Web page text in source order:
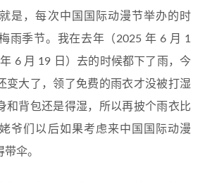
是，每次中国国际动漫节举办的时
雨季节。我在去年（2025 年 6 月 1
6 月 19 日）去的时候都下了雨，今
变大了，领了免费的雨衣才没被打湿
和背包还是得湿，所以再披个雨衣比
爷们以后如果考虑来中国国际动漫
伞。